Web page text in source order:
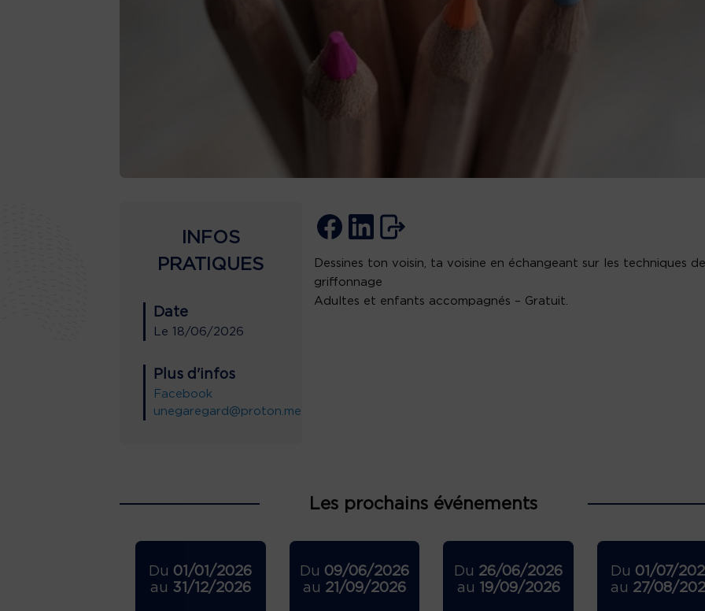
INFOS
PRATIQUES
Date
Le 18/06/2026
Plus d'infos
Facebook
unegaregard@proton.me
Dessines ton voisin, ta voisine en échangeant sur les techniques
griffonnage
Adultes et enfants accompagnés – Gratuit.
Les prochains événements
Du 01/01/2026
au 31/12/2026
Du 09/06/2026
au 21/09/2026
Du 26/06/2026
au
19/09/2026
Du 01/07/
au 27/08/